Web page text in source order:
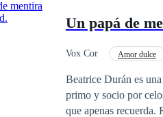
gran encrucijada, su
ante
Un papá de
Vox Cor Amor dulce
Beatrice Durán es
primo y socio por
que apenas recuerda. Raúl Meléndez, su rival en la industria, vive agobiado por problemas familiares, y por un